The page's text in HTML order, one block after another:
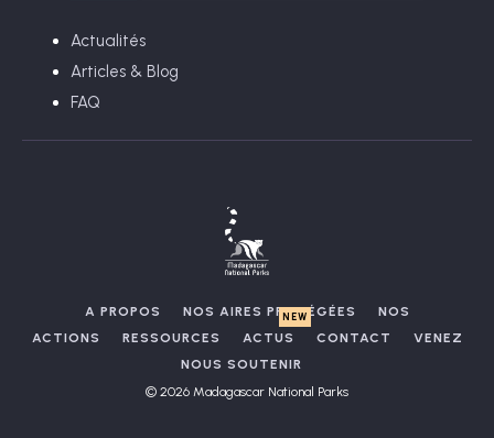
Actualités
Articles & Blog
FAQ
A PROPOS NOS AIRES PROTÉGÉES
NOS
ACTIONS
RESSOURCES ACTUS CONTACT
VENEZ
NOUS SOUTENIR
© 2026 Madagascar National Parks